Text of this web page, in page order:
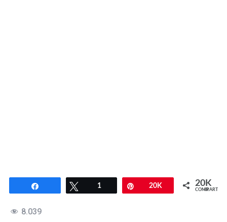
Compartir Twittear
1 Pin20K 20K
COMPARTIR
8.039